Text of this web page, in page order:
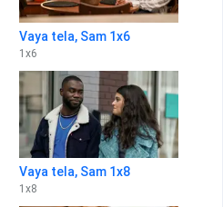
Vaya tela, Sam 1x6
1 x6
Vaya tela, Sam 1x8
1 x8